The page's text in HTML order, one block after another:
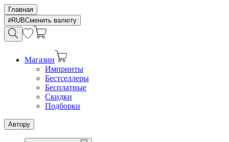
Главная
RUBСменить валюту
Магазин
Импринты
Бестселлеры
Бесплатные
Скидки
Подборки
Автору